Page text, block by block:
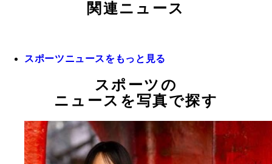
関連ニュース
スポーツニュースをもっと見る
スポーツの
ニュースを写真で探す